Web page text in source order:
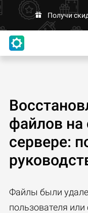
Получи
файлов
сервере:
Файлы были
пользователя